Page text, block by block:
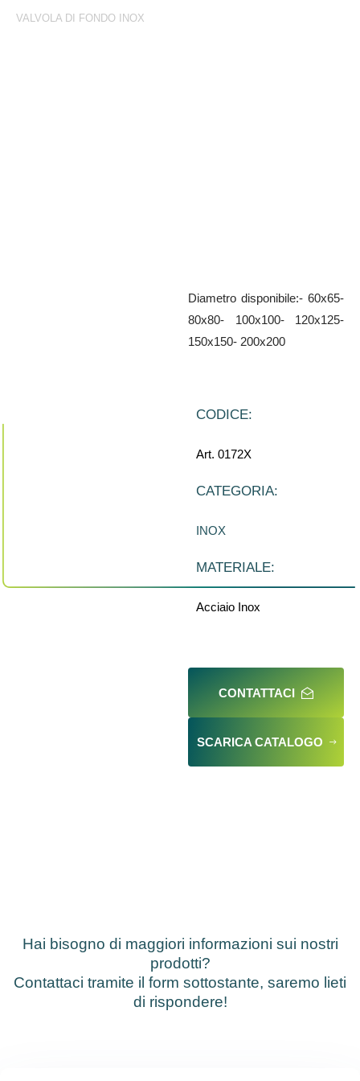
VALVOLA DI FONDO INOX
Diametro disponibile:- 60x65-
80x80- 100x100- 120x125-
150x150- 200x200
CODICE:
Art. 0172X
CATEGORIA:
INOX
MATERIALE:
Acciaio Inox
CONTATTACI
SCARICA CATALOGO
Hai bisogno di maggiori informazioni sui nostri
prodotti?
Contattaci tramite il form sottostante, saremo lieti
di rispondere!